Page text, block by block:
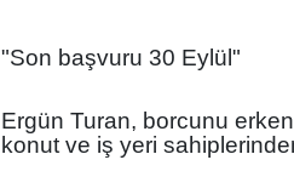
"Son başvuru 30 Eylül"
Ergün Turan, borcunu
konut ve iş yeri